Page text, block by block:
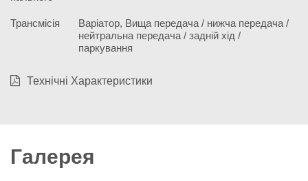
Трансмісія
Варіатор, Вища передача / нижча передача /
нейтральна передача / задній хід /
паркування
Технічні Характеристики
Галерея